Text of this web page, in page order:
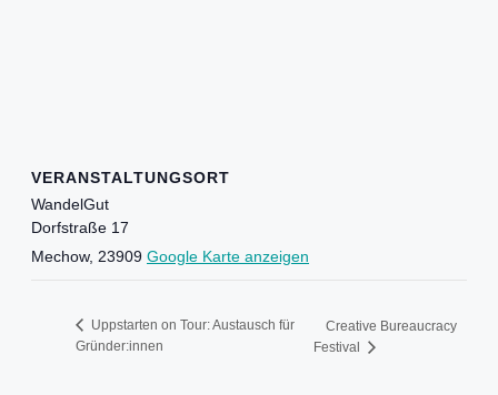
VERANSTALTUNGSORT
WandelGut
Dorfstraße 17
Mechow, 23909 Google Karte anzeigen
Uppstarten on Tour: Austausch für
Gründer:innen
Creative Bureaucracy
Festival